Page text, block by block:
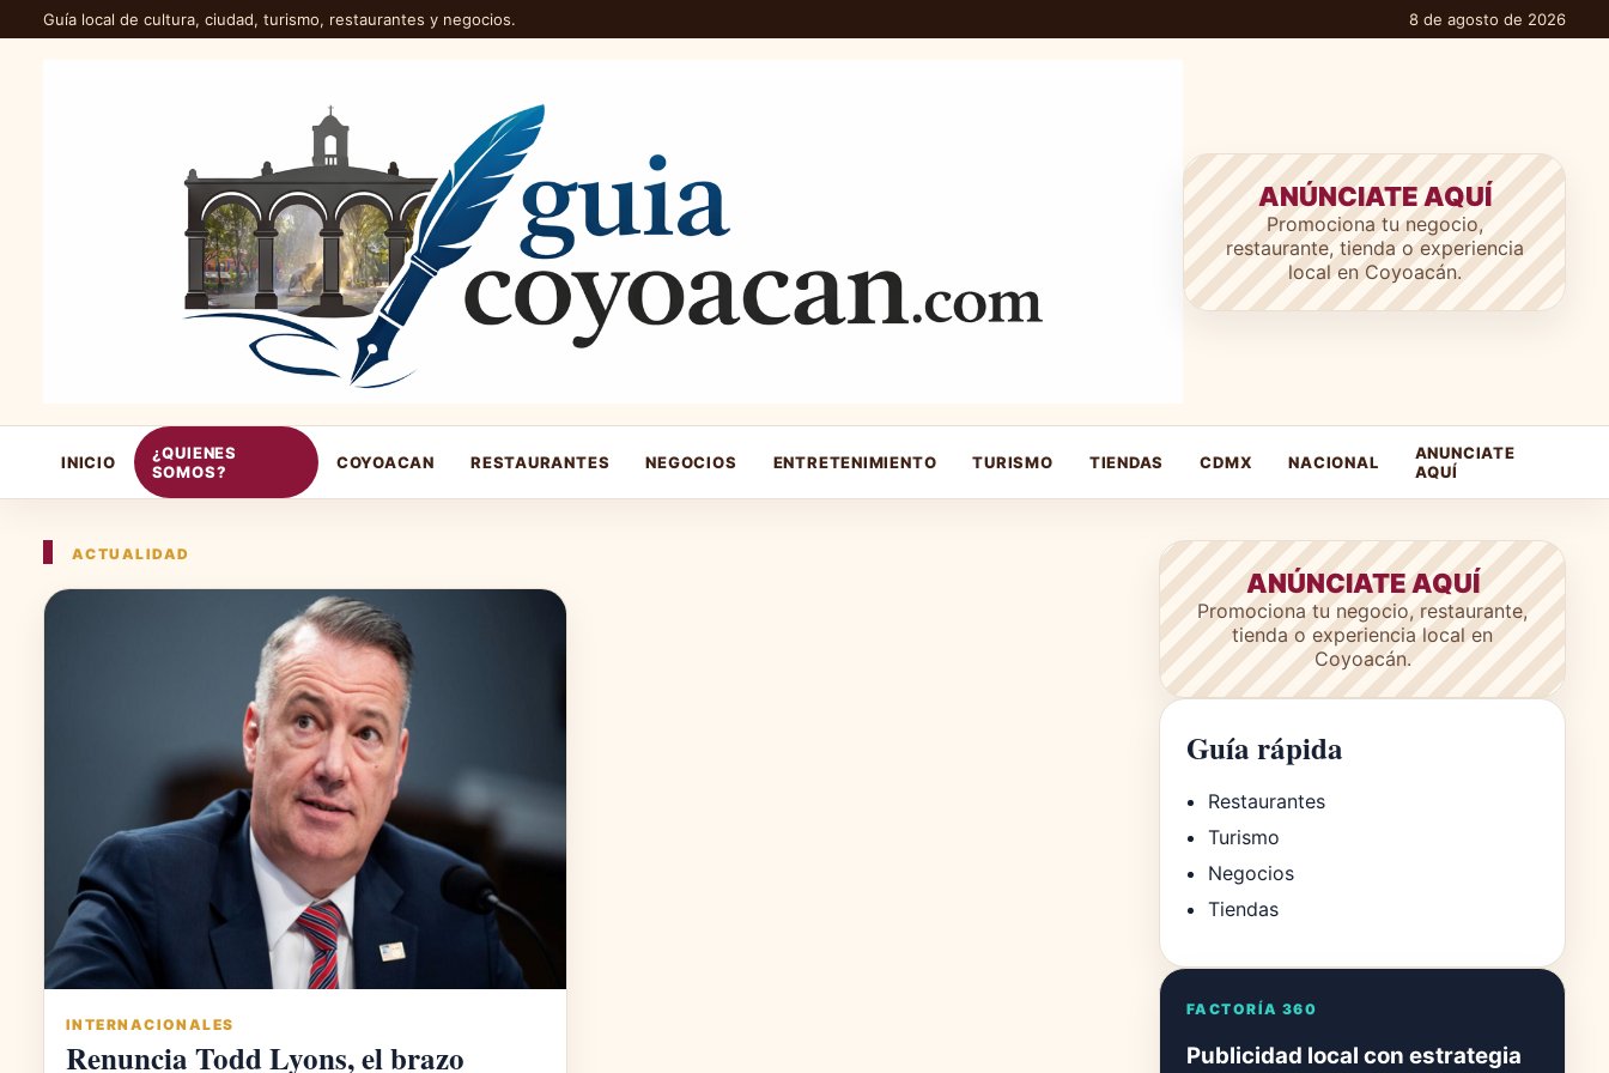
Guía local de cultura, ciudad, turismo, restaurantes y negocios. 8 de agosto de 2026
ANÚNCIATE AQUÍ
Promociona tu negocio,
restaurante, tienda o experiencia
local en Coyoacán.
INICIO
¿QUIENES
SOMOS?
COYOACAN RESTAURANTES NEGOCIOS ENTRETENIMIENTO TURISMO TIENDAS CDMX NACIONAL
ANUNCIATE
AQUÍ
ACTUALIDAD
INTERNACIONALES
Renuncia Todd Lyons, el brazo
ANÚNCIATE AQUÍ
Promociona tu negocio, restaurante,
tienda o experiencia local en
Coyoacán.
Guía rápida
Restaurantes
Turismo
Negocios
Tiendas
FACTORÍA 360
Publicidad local con estrategia